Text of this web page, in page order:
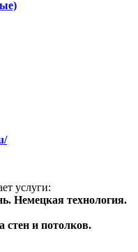
услуги:
Немецкая технология.
стен и потолков.